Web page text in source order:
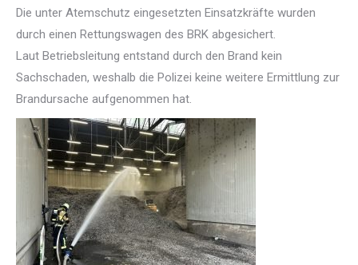
Die unter Atemschutz eingesetzten Einsatzkräfte wurden
durch einen Rettungswagen des BRK abgesichert.
Laut Betriebsleitung entstand durch den Brand kein
Sachschaden, weshalb die Polizei keine weitere Ermittlung zur
Brandursache aufgenommen hat.